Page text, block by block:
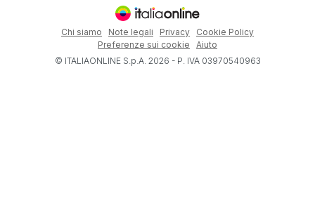
Chi siamo Note legali Privacy
Cookie Policy
Preferenze sui cookie
Aiuto
© ITALIAONLINE S.p.A. 2026 - P. IVA 03970540963